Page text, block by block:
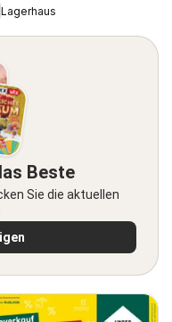
Lagerhaus
Beste
Sie die aktuellen